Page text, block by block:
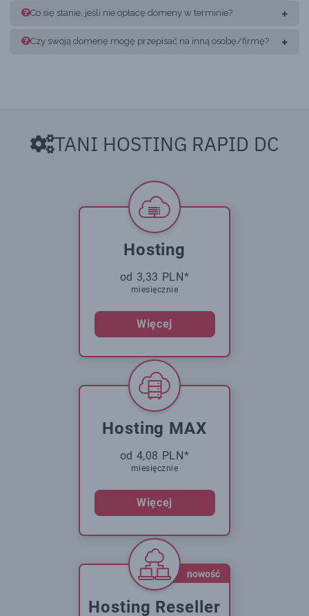
Co się stanie, jeśli nie opłacę domeny w terminie?
Czy swoją domenę mogę przepisać na inną osobę/firmę?
TANI HOSTING RAPID DC
Hosting
od 3,33 PLN*
miesięcznie
Więcej
Hosting MAX
od 4,08 PLN*
miesięcznie
Więcej
nowość
Hosting Reseller